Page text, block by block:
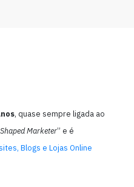
, quase sempre ligada ao
Marketer” e é
Blogs e Lojas Online